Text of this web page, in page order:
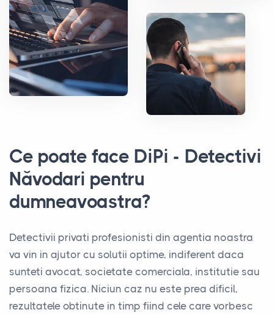
Ce poate face DiPi - Detectivi
Năvodari pentru
dumneavoastra?
Detectivii privati profesionisti din agentia noastra
va vin in ajutor cu solutii optime, indiferent daca
sunteti avocat, societate comerciala, institutie sau
persoana fizica. Niciun caz nu este prea dificil,
rezultatele obtinute in timp fiind cele care vorbesc